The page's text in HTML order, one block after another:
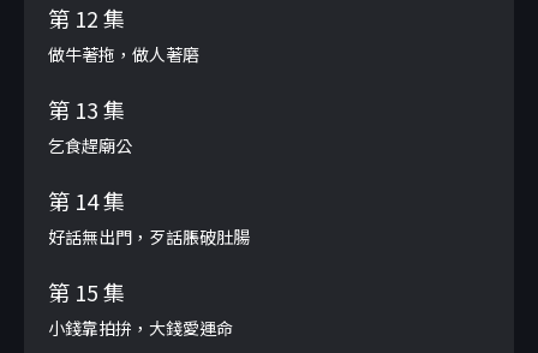
第 12 集
做牛著拖，做人著磨
第 13 集
乞食趕廟公
第 14 集
好話無出門，歹話脹破肚腸
第 15 集
小錢靠拍拚，大錢愛運命